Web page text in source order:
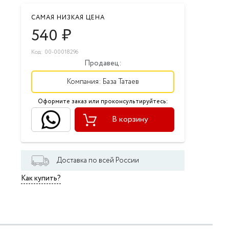
САМАЯ НИЗКАЯ ЦЕНА
540 ₽
Код: 00-00018296
Продавец:
Компания: База Татаев
Оформите заказ или проконсультируйтесь:
В корзину
Доставка по всей России
Как купить?